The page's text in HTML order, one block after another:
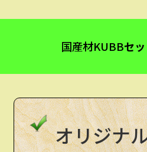
国産材KUBBセ
オリジナ